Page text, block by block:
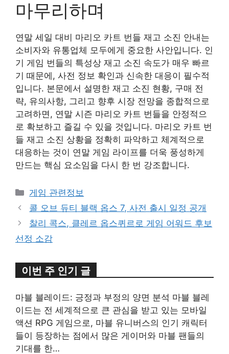
마무리하며
연말 세일 대비 마리오 카트 번들 재고 소진 안내는
소비자와 유통업체 모두에게 중요한 사안입니다. 인
기 게임 번들의 특성상 재고 소진 속도가 매우 빠르
기 때문에, 사전 정보 확인과 신속한 대응이 필수적
입니다. 본문에서 설명한 재고 소진 현황, 구매 전
략, 유의사항, 그리고 향후 시장 전망을 종합적으로
고려하면, 연말 시즌 마리오 카트 번들을 안정적으
로 확보하고 즐길 수 있을 것입니다. 마리오 카트 번
들 재고 소진 상황을 정확히 파악하고 체계적으로
대응하는 것이 연말 게임 라이프를 더욱 풍성하게
만드는 핵심 요소임을 다시 한 번 강조합니다.
카
테
리
게임 관련정보
콜 오브 듀티 블랙 옵스 7, 사전 출시 일정 공개
찰리 콕스, 클레르 옵스퀴르로 게임 어워드 후보
선정 소감
이번 주 인기 글
마블 블레이드: 긍정과 부정의 양면 분석 마블 블레
이드는 전 세계적으로 큰 관심을 받고 있는 모바일
액션 RPG 게임으로, 마블 유니버스의 인기 캐릭터
들이 등장하는 점에서 많은 게이머와 마블 팬들의
기대를 한…